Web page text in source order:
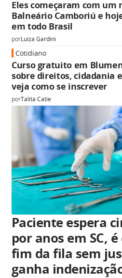
Eles começaram com um
Balneário Camboriú e
em todo Brasil
porLuiza Gardini
Cotidiano
Curso gratuito em
sobre direitos, cidadania
veja como se inscrever
porTalita Catie
Paciente espera
por anos em SC,
fim da fila sem
ganha